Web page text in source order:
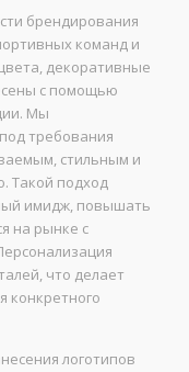
брендирования
команд и
декоративные
с помощью
Мы
требования
стильным и
Такой подход
имидж, повышать
на рынке с
что делает
конкретного
логотипов